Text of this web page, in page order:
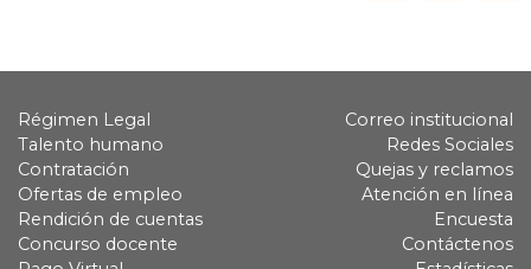
Régimen Legal
Talento humano
Contratación
Ofertas de empleo
Rendición de cuentas
Concurso docente
Correo institucional
Redes Sociales
Quejas y reclamos
Atención en línea
Encuesta
Contáctenos